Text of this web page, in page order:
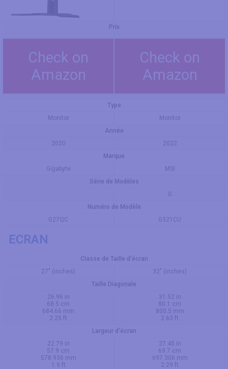
Prix
Check on
Amazon
Check on
Amazon
Type
Monitor
Monitor
Année
2020
2022
Marque
Gigabyte
MSI
Série de Modèles
G
Numéro de Modèle
G27QC
G321CU
ECRAN
Classe de Taille d'écran
27" (inches)
32" (inches)
Taille Diagonale
26.96 in
68.5 cm
684.66 mm
2.25 ft
31.52 in
80.1 cm
800.5 mm
2.63 ft
Largeur d'écran
22.79 in
57.9 cm
578.936 mm
1.9 ft
27.45 in
69.7 cm
697.306 mm
2.29 ft